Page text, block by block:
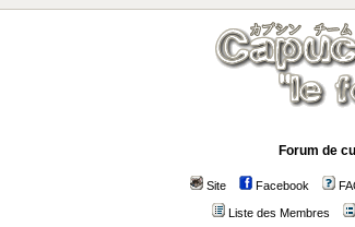
Forum de
Site Facebook
Liste des Membres